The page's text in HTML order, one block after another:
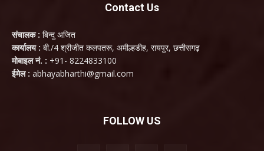
Contact Us
संचालक : बिन्दु अजित
कार्यालय : बी./4 श्रीजीत कलपतरू, अमील्हडीह, रायपुर, छत्तीसगढ़
मोबाइल नं. : +91- 8224833100
ईमेल : abhayabharthi@gmail.com
FOLLOW US